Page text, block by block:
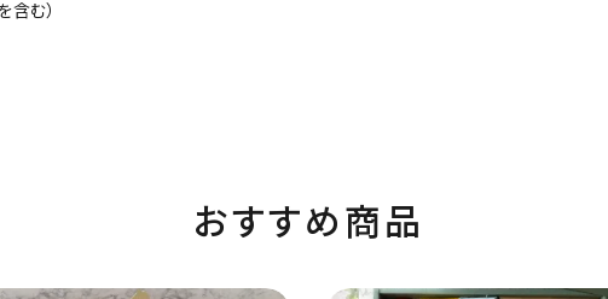
含む）
おすすめ商品